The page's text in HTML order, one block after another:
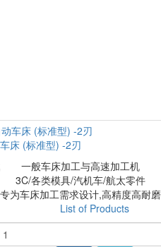
床 (标准型) -2刃
一般车床加工与高速加工机
3C/各类模具/汽机车/航太零件
专为车床加工需求设计,高精度高耐磨
List of Products